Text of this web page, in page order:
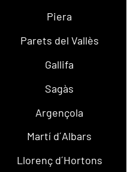
Piera
Parets del Vallès
Gallifa
Sagàs
Argençola
Martí d´Albars
Llorenç d´Hortons